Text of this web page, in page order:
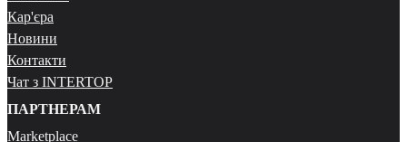
Кар'єра
Новини
Контакти
Чат з INTERTOP
ПАРТНЕРАМ
Marketplace